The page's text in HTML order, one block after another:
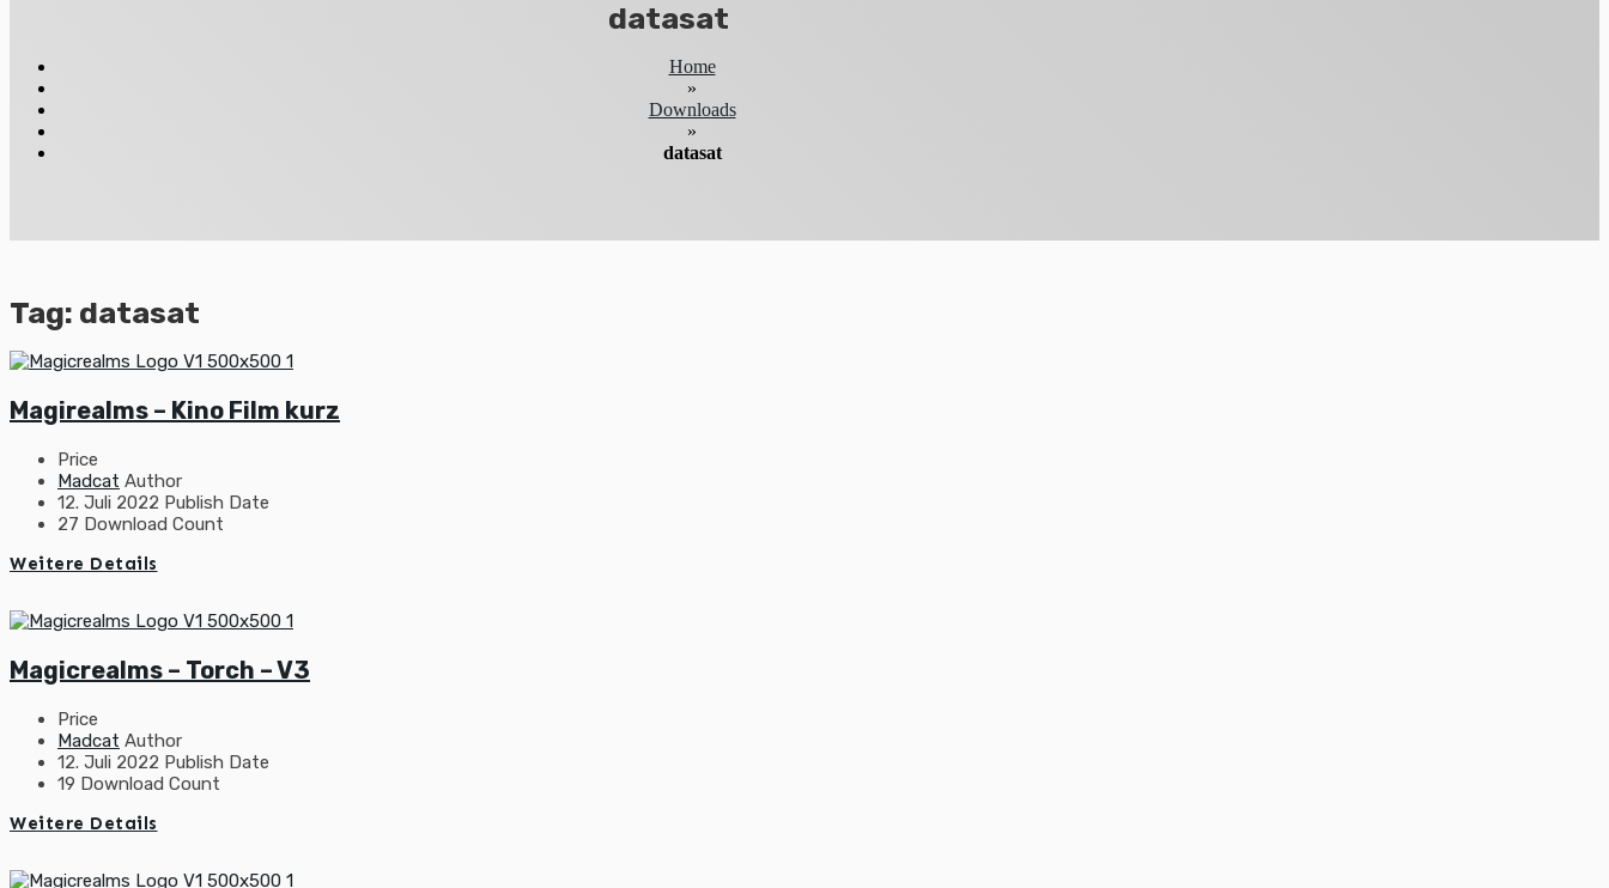
datasat
Home
»
Downloads
»
datasat
Tag: datasat
Magirealms – Kino Film kurz
Price
Madcat Author
12. Juli 2022 Publish Date
27 Download Count
Weitere Details
Magicrealms – Torch – V3
Price
Madcat Author
12. Juli 2022 Publish Date
19 Download Count
Weitere Details